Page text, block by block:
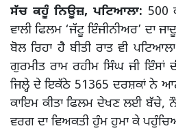
ਸੱਚ ਕਹੂੰ ਨਿਊਜ਼, ਪਟਿਆਲਾ: 500
ਵਾਲੀ ਫਿਲਮ ‘ਜੱਟੂ ਇੰਜੀਨੀਅਰ’ ਦਾ
ਬੋਲ ਰਿਹਾ ਹੈ ਬੀਤੀ ਰਾਤ ਵੀ
ਗੁਰਮੀਤ ਰਾਮ ਰਹੀਮ ਸਿੰਘ ਜੀ ਇੰਸਾਂ
ਜਿਲ੍ਹੇ ਦੇ ਇਕੱਠੇ 51365 ਦਰਸ਼ਕਾਂ ਨੇ
ਕਾਇਮ ਕੀਤਾ ਫਿਲਮ ਦੇਖਣ ਲਈ ਬੱਚੇ,
ਵਰਗ ਦਾ ਵਿਅਕਤੀ ਹੁੰਮ ਹੁਮਾ ਕੇ